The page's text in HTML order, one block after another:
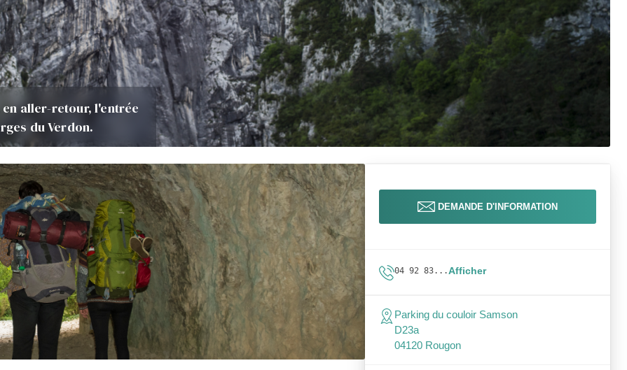
aller-retour, l'entrée
du Verdon.
DEMANDE D'INFORMATION
04 92 83...Afficher
Parking du couloir Samson
D23a
04120 Rougon